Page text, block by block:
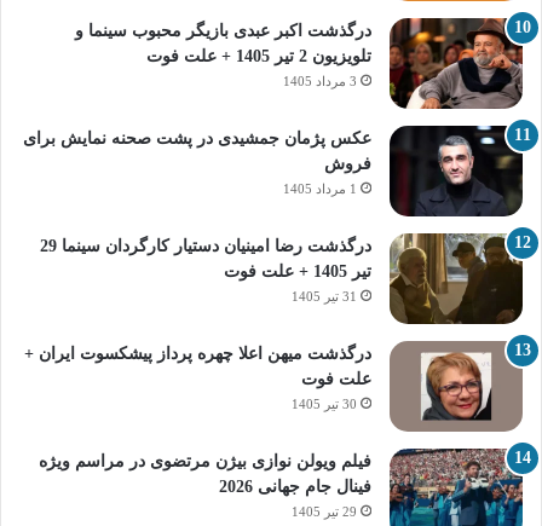
درگذشت اکبر عبدی بازیگر محبوب سینما و
تلویزیون 2 تیر 1405 + علت فوت
3 مرداد 1405
عکس پژمان جمشیدی در پشت صحنه نمایش برای
فروش
1 مرداد 1405
درگذشت رضا امینیان دستیار کارگردان سینما 29
تیر 1405 + علت فوت
31 تیر 1405
درگذشت میهن اعلا چهره پرداز پیشکسوت ایران +
علت فوت
30 تیر 1405
فیلم ویولن نوازی بیژن مرتضوی در مراسم ویژه
فینال جام جهانی 2026
29 تیر 1405